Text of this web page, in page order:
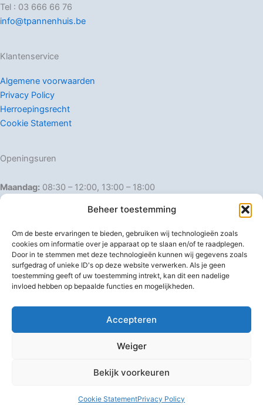
Beheer toestemming
Om de beste ervaringen te bieden, gebruiken wij technologieën zoals
cookies om informatie over je apparaat op te slaan en/of te raadplegen.
Door in te stemmen met deze technologieën kunnen wij gegevens zoals
surfgedrag of unieke ID's op deze website verwerken. Als je geen
toestemming geeft of uw toestemming intrekt, kan dit een nadelige
invloed hebben op bepaalde functies en mogelijkheden.
Accepteren
Weiger
Bekijk voorkeuren
Cookie StatementPrivacy Policy
Tel : 03 666 66 76
info@tpannenhuis.be
Klantenservice
Algemene voorwaarden
Privacy Policy
Herroepingsrecht
Cookie Statement
Openingsuren
Maandag: 08:30 – 12:00, 13:00 – 18:00
Dinsdag:
08:30 – 12:00, 13:00 – 18:00
Donderdag: 08:30 – 12:00, 13:00 – 18:00
Vrijdag: 08:30 – 12:00, 13:00 – 18:00
Zaterdag: 08:30 – 16:00
Zondag: Gesloten